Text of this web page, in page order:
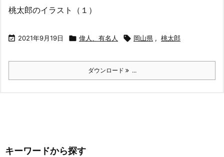
桃太郎のイラスト（１）
 2021年9月19日  偉人、有名人  岡山県 , 桃太郎
ダウンロード ...
キーワードから探す